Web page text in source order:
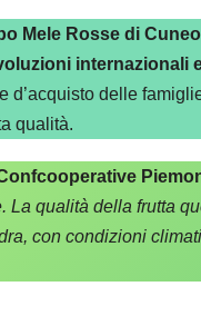
Mele Rosse di Cuneo
internazionali
d’acquisto delle
qualità.
qualità della frutta
con condizioni